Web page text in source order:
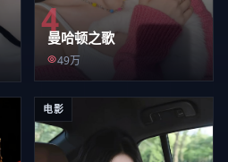
4
曼哈顿之歌
49万
电影